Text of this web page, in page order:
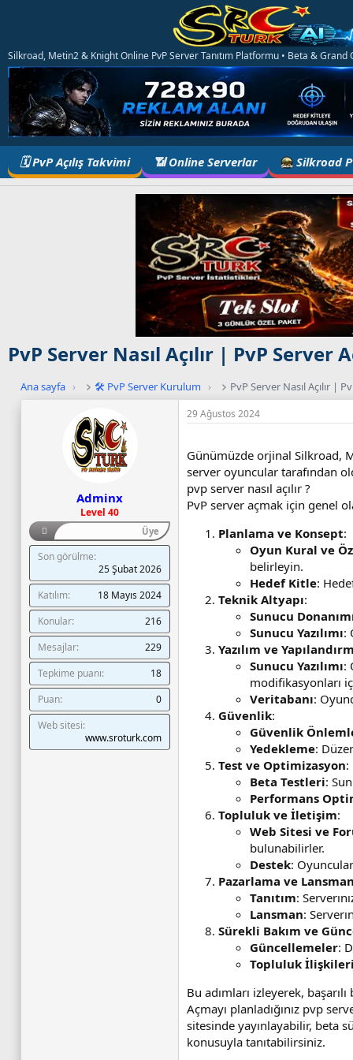
Silkroad, Metin2 & Knight Online PvP Server Tanıtım Platformu • Beta & Grand
🗓️ PvP Açılış Takvimi 📶 Online Serverlar Silkroad
PvP Server Nasıl Açılır | PvP Server
Ana sayfa › 🛠️ PvP Server Kurulum › PvP Server Nasıl Açılır |
Adminx
Level 40
Üye
Son görülme
25 Şubat 2026
Katılım
18 Mayıs 2024
Konular
216
Mesajlar
229
Tepkime puanı
18
Puan
0
Web sitesi
www.sroturk.com
29 Ağustos 2024
Günümüzde orjinal Silkroad,
server oyuncular tarafından
pvp server nasıl açılır ?
PvP server açmak için genel
Planlama ve Konsept:
Oyun Kural ve
belirleyin.
Hedef Kitle:
Teknik Altyapı:
Sunucu
Sunucu Yazılımı:
Yazılım ve
Sunucu Yazılımı:
modifikasyonları
Veritabanı:
Güvenlik:
Güvenlik
Yedekleme:
Test ve Optimizasyon:
Beta Testleri:
Performans
Topluluk ve İletişim:
Web Sitesi ve
bulunabilirler.
Destek:
Pazarlama ve Lansman
Tanıtım:
Lansman:
Sürekli Bakım ve
Güncellemeler:
Topluluk İlişkileri
Bu adımları izleyerek,
Açmayı planladığınız pvp
sitesinde yayınlayabilir, beta
konusuyla tanıtabilirsiniz.